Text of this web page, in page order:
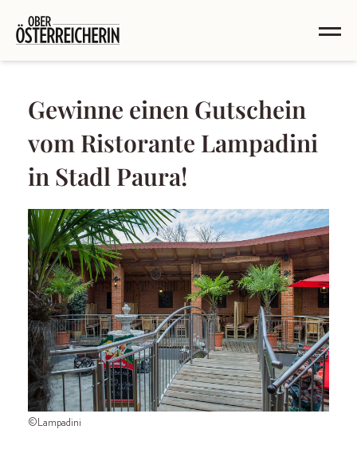
Gewinne einen Gutschein
vom Ristorante Lampadini
in Stadl Paura!
©Lampadini